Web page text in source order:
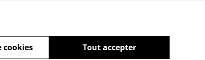
Tout accepter
cookies